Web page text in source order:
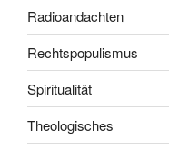
Radioandachten
Rechtspopulismus
Spiritualität
Theologisches